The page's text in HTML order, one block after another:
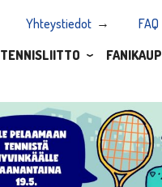
Yhteystiedot
FAQ
TENNISLIITTO